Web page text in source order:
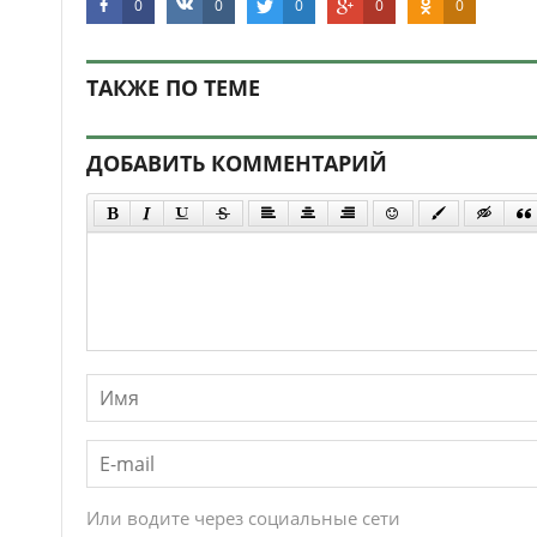
0 0 0 0 0
ТАКЖЕ ПО ТЕМЕ
ДОБАВИТЬ КОММЕНТАРИЙ
Или водите через социальные сети